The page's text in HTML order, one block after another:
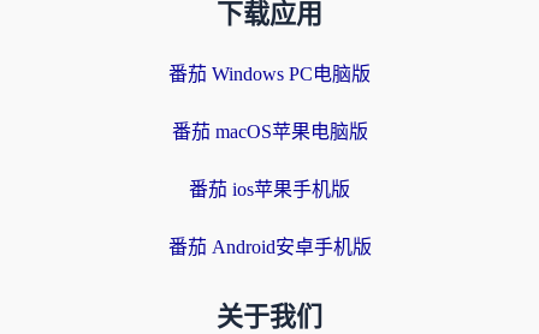
下载应用
番茄 Windows PC电脑版
番茄 macOS苹果电脑版
番茄 ios苹果手机版
番茄 Android安卓手机版
关于我们